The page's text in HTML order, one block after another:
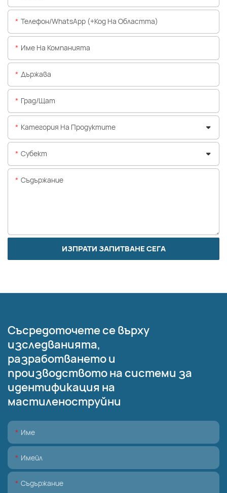
Телефон/WhatsApp (+Код На Областта)
Име На Компанията
Държава
Град/щат
Категория На Продуктите
Субект
Съдържание
ИЗПРАТИ ЗАПИТВАНЕ СЕГА
Съсредоточете се върху
изследванията,
разработването и
производството на системи за
идентификация на
мастиленоструйни
Име
Имейл
Съдържание